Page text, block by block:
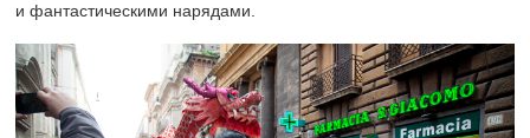
и фантастическими нарядами.